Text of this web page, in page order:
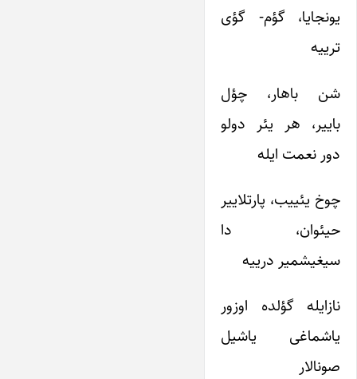
یونجایا، گؤم- گؤی
ترییه
شن باهار، چؤل
باییر، هر یئر دولو
دور نعمت ایله
چوخ یئییب، پارتلاییر
حیئوان، دا
سیغیشمیر درییه
نازایله گؤلده اوزور
یاشماغی یاشیل
صونالار